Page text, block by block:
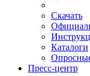
Скачать
Каталоги
Пресс-центр